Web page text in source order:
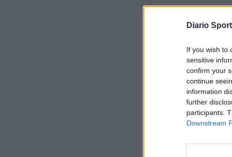
Diario
If you wish to
sensitive
confirm your
continue
information
further
participants.
Downstream